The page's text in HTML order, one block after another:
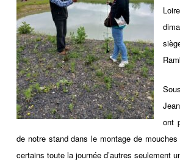
ont
de notre stand dans le montage de
certains toute la journée d’autres seulement